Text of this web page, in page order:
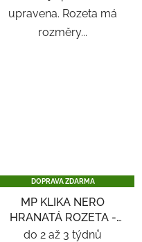
upravena. Rozeta má
rozměry...
DOPRAVA ZDARMA
MP KLIKA NERO
HRANATÁ ROZETA -
NEREZ
do 2 až 3 týdnů